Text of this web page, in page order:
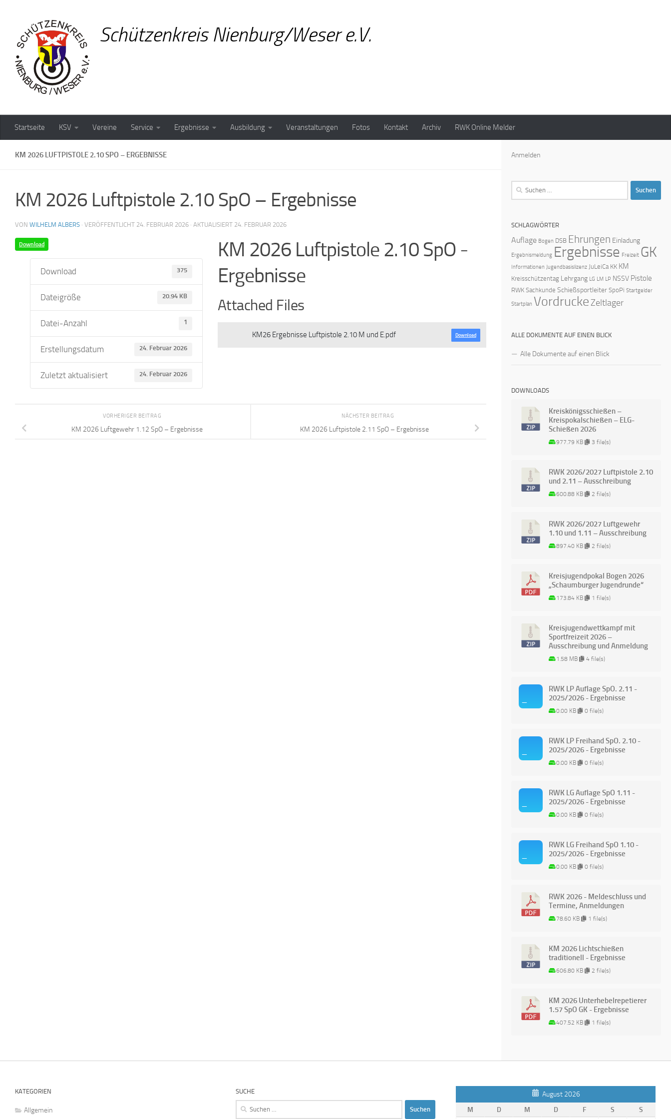
Schützenkreis Nienburg/Weser e.V.
Startseite KSV Vereine Service Ergebnisse Ausbildung Veranstaltungen Fotos Kontakt Archiv RWK Online Melder
KM 2026 LUFTPISTOLE 2.10 SPO – ERGEBNISSE
KM 2026 Luftpistole 2.10 SpO – Ergebnisse
VON WILHELM ALBERS · VERÖFFENTLICHT 24. FEBRUAR 2026 · AKTUALISIERT 24. FEBRUAR 2026
Download
Download 375
Dateigröße 20.94 KB
Datei-Anzahl 1
Erstellungsdatum 24. Februar 2026
Zuletzt aktualisiert 24. Februar 2026
KM 2026 Luftpistole 2.10 SpO -
Ergebnisse
Attached Files
KM26 Ergebnisse Luftpistole 2.10 M und E.pdf Download
NÄCHSTER BEITRAG
KM 2026 Luftpistole 2.11 SpO – Ergebnisse
VORHERIGER BEITRAG
KM 2026 Luftgewehr 1.12 SpO – Ergebnisse
Anmelden
Suchen
SCHLAGWÖRTER
Auflage Bogen DSB Ehrungen Einladung
Ergebnismeldung Ergebnisse Freizeit GK
Informationen Jugendbasislizenz JuLeiCa KK KM
Kreisschützentag Lehrgang LG LM LP NSSV Pistole
RWK Sachkunde Schießsportleiter SpoPi Startgelder
Startplan VordruckeZeltlager
ALLE DOKUMENTE AUF EINEN BLICK
Alle Dokumente auf einen Blick
DOWNLOADS
Kreiskönigsschießen –
Kreispokalschießen – ELG-
Schießen 2026
977.79 KB 3 file(s)
RWK 2026/2027 Luftpistole 2.10
und 2.11 – Ausschreibung
600.88 KB 2 file(s)
RWK 2026/2027 Luftgewehr
1.10 und 1.11 – Ausschreibung
897.40 KB 2 file(s)
Kreisjugendpokal Bogen 2026
„Schaumburger Jugendrunde“
173.84 KB 1 file(s)
Kreisjugendwettkampf mit
Sportfreizeit 2026 –
Ausschreibung und Anmeldung
1.58 MB 4 file(s)
RWK LP Auflage SpO. 2.11 -
2025/2026 - Ergebnisse
0.00 KB 0 file(s)
RWK LP Freihand SpO. 2.10 -
2025/2026 - Ergebnisse
0.00 KB 0 file(s)
RWK LG Auflage SpO 1.11 -
2025/2026 - Ergebnisse
0.00 KB 0 file(s)
RWK LG Freihand SpO 1.10 -
2025/2026 - Ergebnisse
0.00 KB 0 file(s)
RWK 2026 - Meldeschluss und
Termine, Anmeldungen
78.60 KB 1 file(s)
KM 2026 Lichtschießen
traditionell - Ergebnisse
606.80 KB 2 file(s)
KM 2026 Unterhebelrepetierer
1.57 SpO GK - Ergebnisse
407.52 KB 1 file(s)
KATEGORIEN
Allgemein
SUCHE
Suchen
August 2026
M
D M D F S S